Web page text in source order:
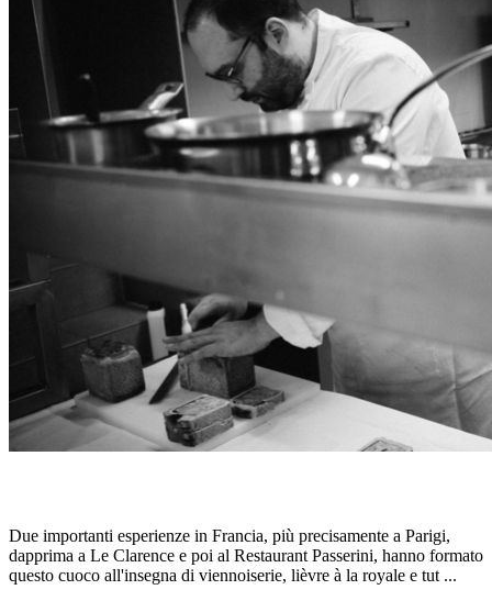
Due importanti esperienze in Francia, più precisamente a Parigi,
dapprima a Le Clarence e poi al Restaurant Passerini, hanno formato
questo cuoco all'insegna di viennoiserie, lièvre à la royale e tut ...